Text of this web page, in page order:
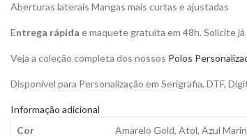
Aberturas laterais Mangas mais curtas e ajustadas
Entrega rápida e maquete gratuita em 48h. Solicite
Veja a coleção completa dos nossos Polos
Disponível para Personalização em Serigrafia, DTF,
Informação adicional
Cor
Amarelo Gold, Atol, Azul